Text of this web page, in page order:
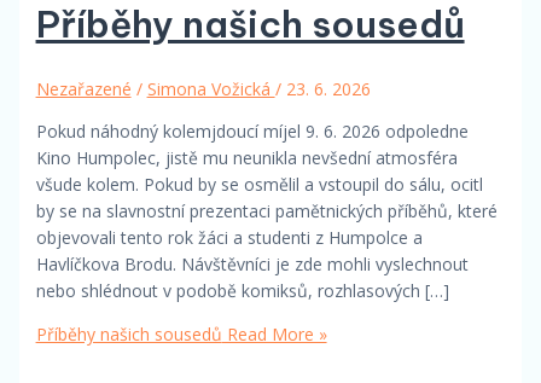
Příběhy našich sousedů
Nezařazené / Simona Vožická / 23. 6. 2026
Pokud náhodný kolemjdoucí míjel 9. 6. 2026 odpoledne
Kino Humpolec, jistě mu neunikla nevšední atmosféra
všude kolem. Pokud by se osmělil a vstoupil do sálu, ocitl
by se na slavnostní prezentaci pamětnických příběhů, které
objevovali tento rok žáci a studenti z Humpolce a
Havlíčkova Brodu. Návštěvníci je zde mohli vyslechnout
nebo shlédnout v podobě komiksů, rozhlasových […]
Příběhy našich sousedů Read More »